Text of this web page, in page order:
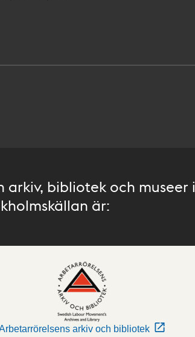
bibliotek och museer i
är:
arkiv och bibliotek